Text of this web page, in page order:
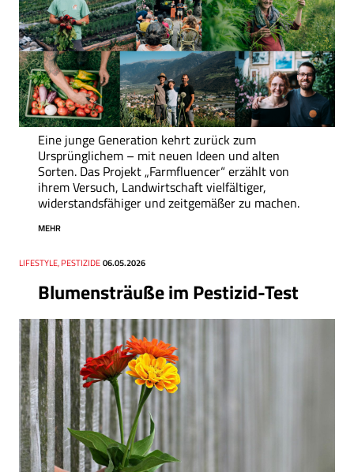
Eine junge Generation kehrt zurück zum
Ursprünglichem – mit neuen Ideen und alten
Sorten. Das Projekt „Farmfluencer“ erzählt von
ihrem Versuch, Landwirtschaft vielfältiger,
widerstandsfähiger und zeitgemäßer zu machen.
MEHR
Blumensträuße im Pestizid-Test
Thema
LIFESTYLE, PESTIZIDE
Datum 06.05.2026